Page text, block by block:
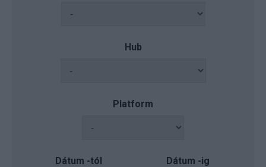
Hub
Platform
Dátum -tól Dátum -ig